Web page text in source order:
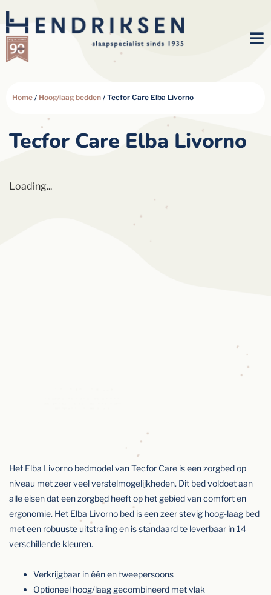
Home / Hoog/laag bedden / Tecfor Care Elba Livorno
Tecfor Care Elba Livorno
Loading...
Het Elba Livorno bedmodel van Tecfor Care is een zorgbed op
niveau met zeer veel verstelmogelijkheden. Dit bed voldoet aan
alle eisen dat een zorgbed heeft op het gebied van comfort en
ergonomie. Het Elba Livorno bed is een zeer stevig hoog-laag bed
met een robuuste uitstraling en is standaard te leverbaar in 14
verschillende kleuren.
Verkrijgbaar in één en tweepersoons
Optioneel hoog/laag gecombineerd met vlak